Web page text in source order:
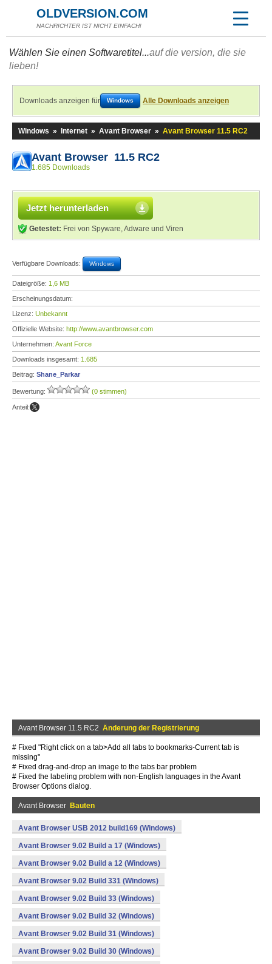
OLDVERSION.COM
NACHRICHTER IST NICHT EINFACH!
Wählen Sie einen Softwaretitel...auf die version, die sie
lieben!
Downloads anzeigen für Windows Alle Downloads anzeigen
Windows » Internet » Avant Browser » Avant Browser 11.5 RC2
Avant Browser 11.5 RC2
1.685 Downloads
Jetzt herunterladen
Getestet: Frei von Spyware, Adware und Viren
Verfügbare Downloads: Windows
Dateigröße: 1,6 MB
Erscheinungsdatum:
Lizenz: Unbekannt
Offizielle Website: http://www.avantbrowser.com
Unternehmen: Avant Force
Downloads insgesamt: 1.685
Beitrag: Shane_Parkar
Bewertung: (0 stimmen)
Anteil:
Avant Browser 11.5 RC2 Änderung der Registrierung
# Fixed "Right click on a tab>Add all tabs to bookmarks-Current tab is
missing"
# Fixed drag-and-drop an image to the tabs bar problem
# Fixed the labeling problem with non-English languages in the Avant
Browser Options dialog.
Avant Browser Bauten
Avant Browser USB 2012 build169 (Windows)
Avant Browser 9.02 Build a 17 (Windows)
Avant Browser 9.02 Build a 12 (Windows)
Avant Browser 9.02 Build 331 (Windows)
Avant Browser 9.02 Build 33 (Windows)
Avant Browser 9.02 Build 32 (Windows)
Avant Browser 9.02 Build 31 (Windows)
Avant Browser 9.02 Build 30 (Windows)